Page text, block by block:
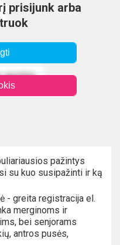
sportas
prisijunk arba
pažintys
su kuo susipažinti ir ką
- greita registracija el.
merginoms ir
bei senjorams
antros pusės,